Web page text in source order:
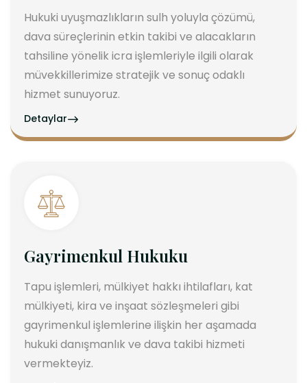
Hukuki uyuşmazlıkların sulh yoluyla çözümü,
dava süreçlerinin etkin takibi ve alacakların
tahsiline yönelik icra işlemleriyle ilgili olarak
müvekkillerimize stratejik ve sonuç odaklı
hizmet sunuyoruz.
Detaylar
Gayrimenkul Hukuku
Tapu işlemleri, mülkiyet hakkı ihtilafları, kat
mülkiyeti, kira ve inşaat sözleşmeleri gibi
gayrimenkul işlemlerine ilişkin her aşamada
hukuki danışmanlık ve dava takibi hizmeti
vermekteyiz.